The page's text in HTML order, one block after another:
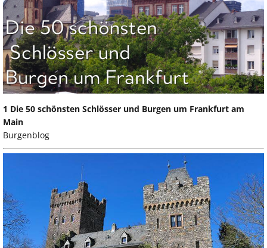
1 Die 50 schönsten Schlösser und Burgen um Frankfurt am
Main
Burgenblog